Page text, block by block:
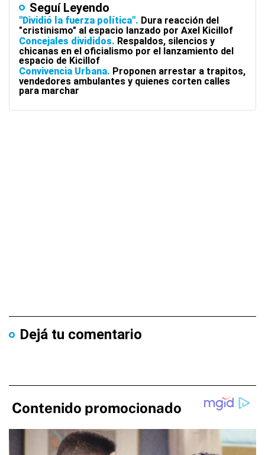
Seguí Leyendo
"Dividió la fuerza política" Dura reacción del
"cristinismo" al espacio lanzado por Axel Kicillof
Concejales divididos Respaldos, silencios y
chicanas en el oficialismo por el lanzamiento del
espacio de Kicillof
Convivencia Urbana Proponen arrestar a trapitos,
vendedores ambulantes y quienes corten calles
para marchar
Dejá tu comentario